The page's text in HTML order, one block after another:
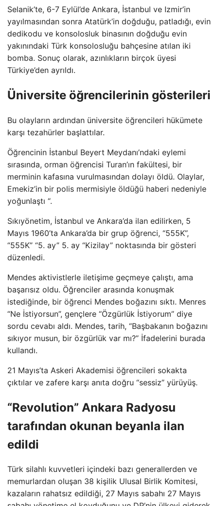
Selanik’te, 6-7 Eylül’de Ankara, İstanbul ve Izmir’in
yayılmasından sonra Atatürk’in doğduğu, patladığı, evin
dedikodu ve konsolosluk binasının doğduğu evin
yakınındaki Türk konsolosluğu bahçesine atılan iki
bomba. Sonuç olarak, azınlıkların birçok üyesi
Türkiye’den ayrıldı.
Üniversite öğrencilerinin gösterileri
Bu olayların ardından üniversite öğrencileri hükümete
karşı tezahürler başlattılar.
Öğrencinin İstanbul Beyert Meydanı’ndaki eylemi
sırasında, orman öğrencisi Turan’ın fakültesi, bir
merminin kafasına vurulmasından dolayı öldü. Olaylar,
Emekiz’in bir polis mermisiyle öldüğü haberi nedeniyle
yoğunlaştı “.
Sıkıyönetim, İstanbul ve Ankara’da ilan edilirken, 5
Mayıs 1960’ta Ankara’da bir grup öğrenci, “555K”,
“555K” “5. ay” 5. ay “Kizilay” noktasında bir gösteri
düzenledi.
Mendes aktivistlerle iletişime geçmeye çalıştı, ama
başarısız oldu. Öğrenciler arasında konuşmak
istediğinde, bir öğrenci Mendes boğazını sıktı. Menres
“Ne İstiyorsun”, gençlere “Özgürlük İstiyorum” diye
sordu cevabı aldı. Mendes, tarih, “Başbakanın boğazını
sıkıyor musun, bir özgürlük var mı?” İfadelerini burada
kullandı.
21 Mayıs’ta Askeri Akademisi öğrencileri sokakta
çıktılar ve zafere karşı anıta doğru “sessiz” yürüyüş.
“Revolution” Ankara Radyosu
tarafından okunan beyanla ilan
edildi
Türk silahlı kuvvetleri içindeki bazı generallerden ve
memurlardan oluşan 38 kişilik Ulusal Birlik Komitesi,
kazaların rahatsız edildiği, 27 Mayıs sabahı 27 Mayıs